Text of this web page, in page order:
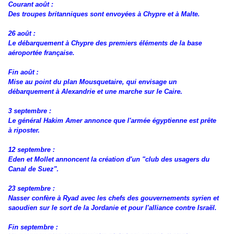
Courant août :
Des troupes britanniques sont envoyées à Chypre et à Malte.
26 août :
Le débarquement à Chypre des premiers éléments de la base
aéroportée française.
Fin août :
Mise au point du plan Mousquetaire, qui envisage un
débarquement à Alexandrie et une marche sur le Caire.
3 septembre :
Le général Hakim Amer annonce que l'armée égyptienne est prête
à riposter.
12 septembre :
Eden et Mollet annoncent la création d'un "club des usagers du
Canal de Suez".
23 septembre :
Nasser confère à Ryad avec les chefs des gouvernements syrien et
saoudien sur le sort de la Jordanie et pour l'alliance contre Israël.
Fin septembre :